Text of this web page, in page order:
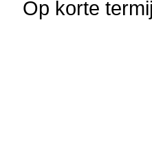
Op korte